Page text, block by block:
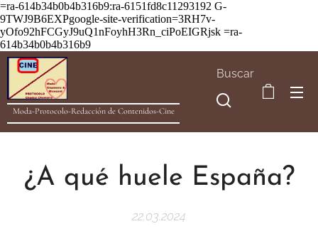
=ra-614b34b0b4b316b9:ra-6151fd8c11293192 G-
9TWJ9B6EXPgoogle-site-verification=3RH7v-
yOfo92hFCGyJ9uQ1nFoyhH3Rn_ciPoEIGRjsk =ra-
614b34b0b4b316b9
Moda-Protocolo-Redacción de Contenidos-Cine
Buscar
¿A qué huele España?
22.03.2024